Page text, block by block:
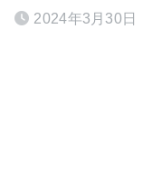
2024年3月30日